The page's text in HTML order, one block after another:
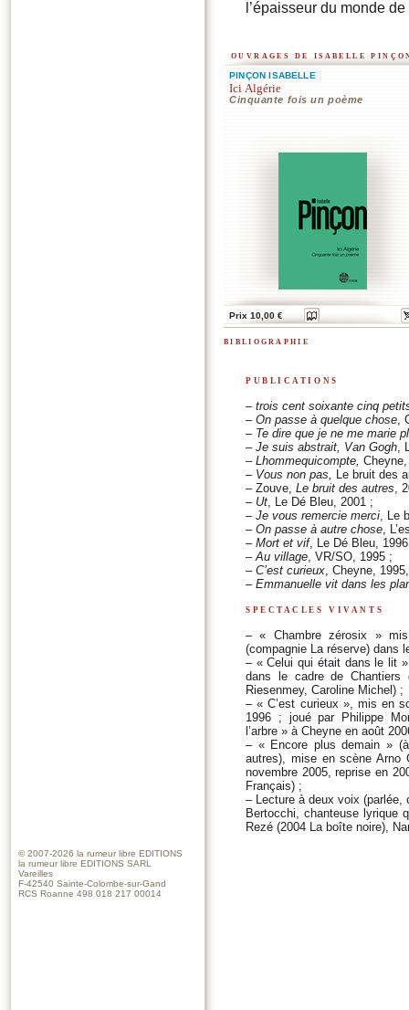
l’épaisseur du monde
ouvrages de isabelle
PINÇON ISABELLE
Ici Algérie
Cinquante fois un poème
Prix 10,00 €
bibliographie
publications
– trois cent soixante cinq
– On passe à quelque chose
– Te dire que je ne me marie
– Je suis abstrait, Van Gogh
– Lhommequicompte,
– Vous non pas,
Le bruit des
– Zouve, Le bruit des autres ,
– Ut , Le Dé Bleu, 2001 ;
– Je vous remercie merci , Le
– On passe à autre chose ,
– Mort et vif, Le Dé Bleu,
– Au village , VR/SO, 1995 ;
– C’est curieux , Cheyne,
– Emmanuelle vit dans les
spectacles vivants
– « Chambre zérosix »
(compagnie La réserve) dans
– « Celui qui était dans le lit
dans le cadre de Chantiers
Riesenmey, Caroline Michel) ;
– « C’est curieux », mis en
1996 ; joué par Philippe
l’arbre » à Cheyne en août
– « Encore plus demain »
autres), mise en scène Arno
novembre 2005, reprise en
Français) ;
– Lecture à deux voix (parlée,
Bertocchi, chanteuse lyrique
Rezé (2004 La boîte noire),
© 2007-2026 la rumeur libre EDITIONS
la rumeur libre EDITIONS SARL
Vareilles
F-42540 Sainte-Colombe-sur-Gand
RCS Roanne 498 018 217 00014